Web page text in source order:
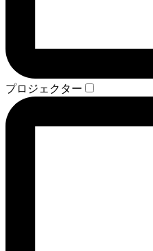
プロジェクター